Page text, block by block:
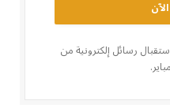
رسائل إلكترونية من